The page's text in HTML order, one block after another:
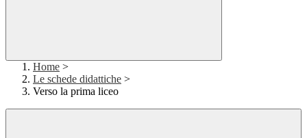
Home >
Le schede didattiche >
Verso la prima liceo